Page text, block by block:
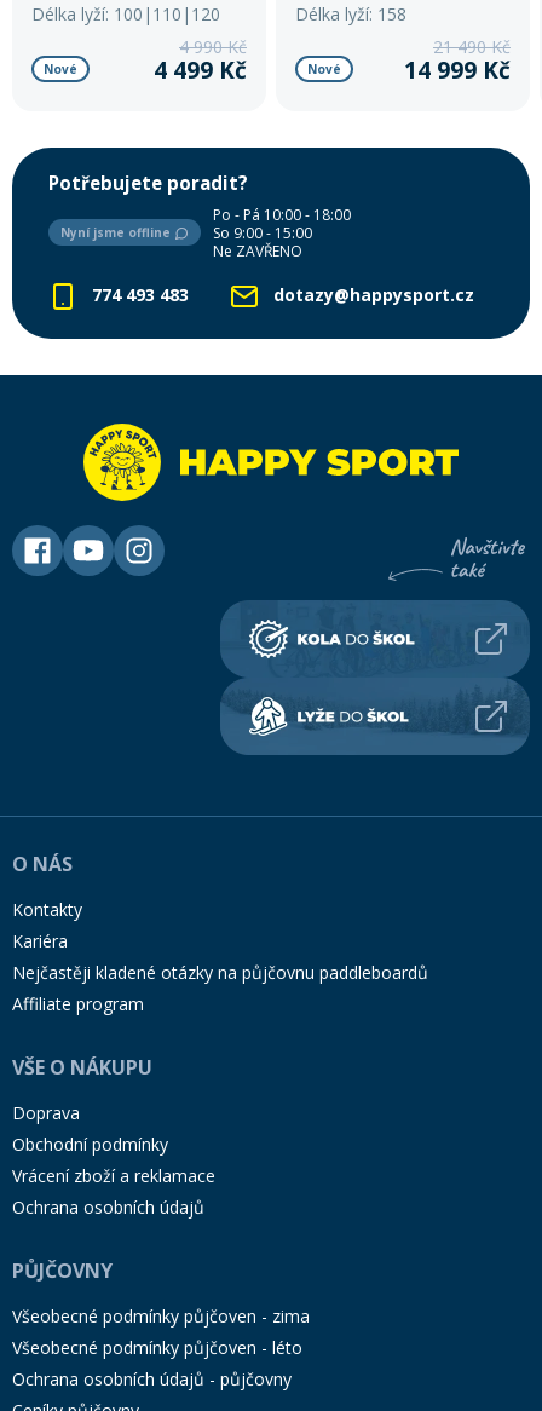
Délka lyží: 100|110|120
Nové
4 990 Kč
4 499 Kč
Délka lyží: 158
Nové
21 490 Kč
14 999 Kč
Potřebujete poradit?
Nyní jsme offline
Po - Pá 10:00 - 18:00
So 9:00 - 15:00
Ne ZAVŘENO
774 493 483 dotazy@happysport.cz
O NÁS
Kontakty
Kariéra
Nejčastěji kladené otázky na půjčovnu paddleboardů
Affiliate program
VŠE O NÁKUPU
Doprava
Obchodní podmínky
Vrácení zboží a reklamace
Ochrana osobních údajů
PŮJČOVNY
Všeobecné podmínky půjčoven - zima
Všeobecné podmínky půjčoven - léto
Ochrana osobních údajů - půjčovny